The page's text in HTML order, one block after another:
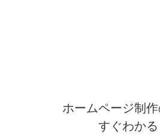
ホームページ制
すぐわかる